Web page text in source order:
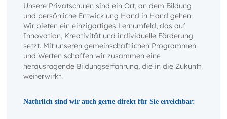
Unsere Privatschulen sind ein Ort, an dem Bildung
und persönliche Entwicklung Hand in Hand gehen.
Wir bieten ein einzigartiges Lernumfeld, das auf
Innovation, Kreativität und individuelle Förderung
setzt. Mit unseren gemeinschaftlichen Programmen
und Werten schaffen wir zusammen eine
herausragende Bildungserfahrung, die in die Zukunft
weiterwirkt.
Natürlich sind wir auch gerne direkt für Sie erreichbar: